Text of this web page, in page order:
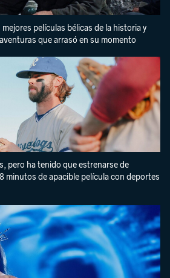
películas bélicas de la historia y
que arrasó en su momento
pero ha tenido que estrenarse de
minutos de apacible película con deportes